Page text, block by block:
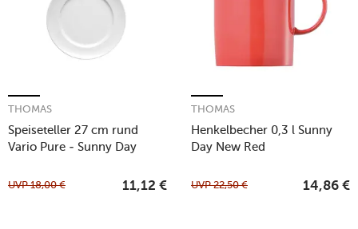
Speiseteller 27 cm rund
Vario Pure - Sunny Day
THOMAS
UVP18,00 € 11,12 €
Henkelbecher 0,3 l Sunny
Day New Red
THOMAS
UVP22,50 € 14,86 €